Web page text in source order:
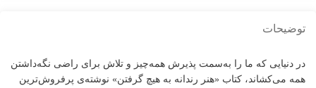
توضیحات
در دنیایی که ما را به‌سمت پذیرش همه‌چیز و تلاش برای راضی نگه‌داشتن
همه می‌کشاند، کتاب «هنر رندانه به هیچ گرفتن» نوشته‌ی پرفروش‌ترین